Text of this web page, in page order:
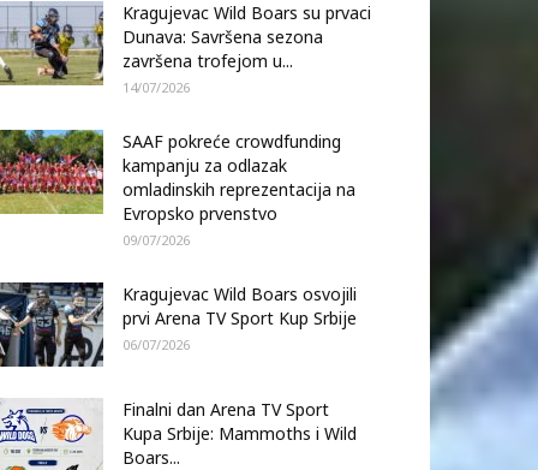
Kragujevac Wild Boars su prvaci
Dunava: Savršena sezona
završena trofejom u...
14/07/2026
SAAF pokreće crowdfunding
kampanju za odlazak
omladinskih reprezentacija na
Evropsko prvenstvo
09/07/2026
Kragujevac Wild Boars osvojili
prvi Arena TV Sport Kup Srbije
06/07/2026
Finalni dan Arena TV Sport
Kupa Srbije: Mammoths i Wild
Boars...